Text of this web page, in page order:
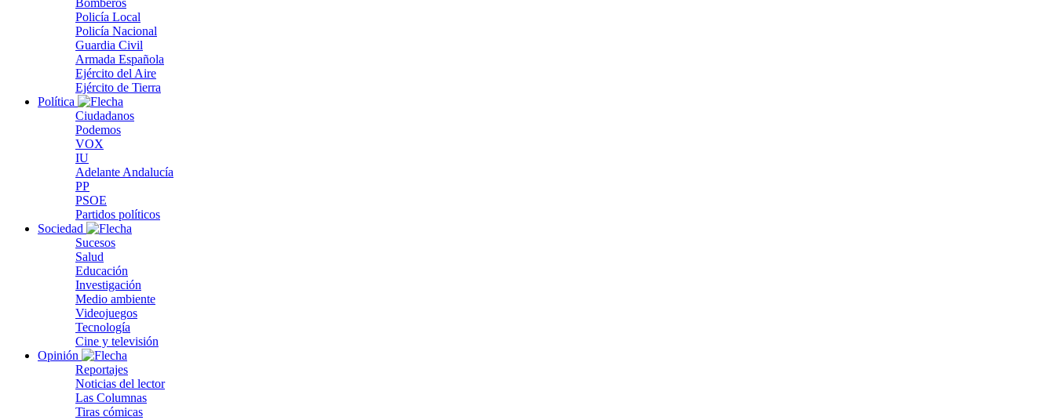
Bomberos
Policía Local
Policía Nacional
Guardia Civil
Armada Española
Ejército del Aire
Ejército de Tierra
Política
Ciudadanos
Podemos
VOX
IU
Adelante Andalucía
PP
PSOE
Partidos políticos
Sociedad
Sucesos
Salud
Educación
Investigación
Medio ambiente
Videojuegos
Tecnología
Cine y televisión
Opinión
Reportajes
Noticias del lector
Las Columnas
Tiras cómicas